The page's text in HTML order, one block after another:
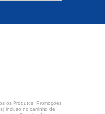
os Produtos, Promoções
incluso no carrinho de